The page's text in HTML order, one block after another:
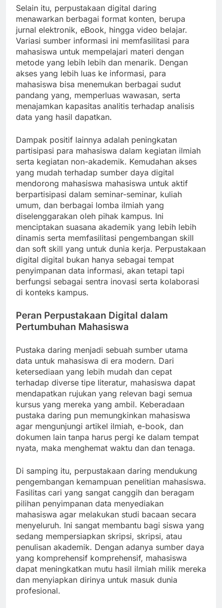
Selain itu, perpustakaan digital daring
menawarkan berbagai format konten, berupa
jurnal elektronik, eBook, hingga video belajar.
Variasi sumber informasi ini memfasilitasi para
mahasiswa untuk mempelajari materi dengan
metode yang lebih lebih dan menarik. Dengan
akses yang lebih luas ke informasi, para
mahasiswa bisa menemukan berbagai sudut
pandang yang, memperluas wawasan, serta
menajamkan kapasitas analitis terhadap analisis
data yang hasil dapatkan.
Dampak positif lainnya adalah peningkatan
partisipasi para mahasiswa dalam kegiatan ilmiah
serta kegiatan non-akademik. Kemudahan akses
yang mudah terhadap sumber daya digital
mendorong mahasiswa mahasiswa untuk aktif
berpartisipasi dalam seminar-seminar, kuliah
umum, dan berbagai lomba ilmiah yang
diselenggarakan oleh pihak kampus. Ini
menciptakan suasana akademik yang lebih lebih
dinamis serta memfasilitasi pengembangan skill
dan soft skill yang untuk dunia kerja. Perpustakaan
digital digital bukan hanya sebagai tempat
penyimpanan data informasi, akan tetapi tapi
berfungsi sebagai sentra inovasi serta kolaborasi
di konteks kampus.
Peran Perpustakaan Digital dalam
Pertumbuhan Mahasiswa
Pustaka daring menjadi sebuah sumber utama
data untuk mahasiswa di era modern. Dari
ketersediaan yang lebih mudah dan cepat
terhadap diverse tipe literatur, mahasiswa dapat
mendapatkan rujukan yang relevan bagi semua
kursus yang mereka yang ambil. Keberadaan
pustaka daring pun memungkinkan mahasiswa
agar mengunjungi artikel ilmiah, e-book, dan
dokumen lain tanpa harus pergi ke dalam tempat
nyata, maka menghemat waktu dan dan tenaga.
Di samping itu, perpustakaan daring mendukung
pengembangan kemampuan penelitian mahasiswa.
Fasilitas cari yang sangat canggih dan beragam
pilihan penyimpanan data menyediakan
mahasiswa agar melakukan studi bacaan secara
menyeluruh. Ini sangat membantu bagi siswa yang
sedang mempersiapkan skripsi, skripsi, atau
penulisan akademik. Dengan adanya sumber daya
yang komprehensif komprehensif, mahasiswa
dapat meningkatkan mutu hasil ilmiah milik mereka
dan menyiapkan dirinya untuk masuk dunia
profesional.